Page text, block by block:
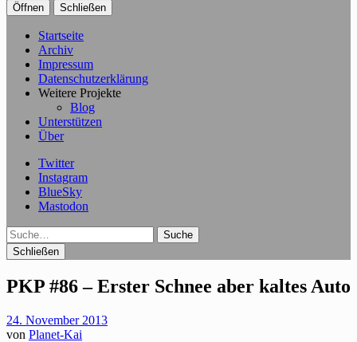
Öffnen Schließen
Startseite
Archiv
Impressum
Datenschutzerklärung
Weitere Projekte
Blog
Unterstützen
Über
Twitter
Instagram
BlueSky
Mastodon
Suche
Schließen
PKP #86 – Erster Schnee aber kaltes Auto
24. November 2013
von Planet-Kai